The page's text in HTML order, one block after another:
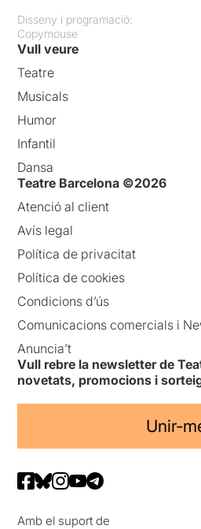
Disseny i programació:
Copymouse
Vull veure
Teatre
Musicals
Humor
Infantil
Dansa
Teatre Barcelona ©2026
Atenció al client
Avís legal
Política de privacitat
Política de cookies
Condicions d’ús
Comunicacions comercials i
Anuncia’t
Vull rebre la newsletter de
novetats, promocions i
Unir-
Amb el suport de